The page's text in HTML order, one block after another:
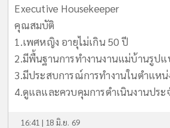
Executive Housekeeper
คุณสมบัติ
1.เพศหญิง อายุไม่เกิน 50 ปี
2.มีพื้นฐานการทำงานงานแม่บ้านรูป
3.มีประสบการณ์การทำงานในตำแหน่
4.ดูแลและควบคุมการดำเนินงานประ
16:41 | 18 มิ.ย. 69